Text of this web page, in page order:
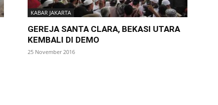
KABAR JAKARTA
GEREJA SANTA CLARA, BEKASI UTARA
KEMBALI DI DEMO
25 November 2016